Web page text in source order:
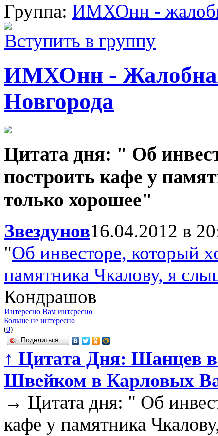
Группа: ИМХОнн -
Вступить в группу
ИМХОнн -
Новгорода
Цитата дня: " Об
построить кафе у
только хорошее"
Звездунов16.04.2012 в
"Об инвесторе, который
памятника Чкалову, я
Кондрашов
Интересно Вам интересно
Больше не интересно
(0)
Поделиться…
↑ Цитата Дня: Шанцев
Швейком в Карловых
→ Цитата дня: " Об
кафе у памятника